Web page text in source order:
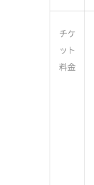
チケ
ット
料金